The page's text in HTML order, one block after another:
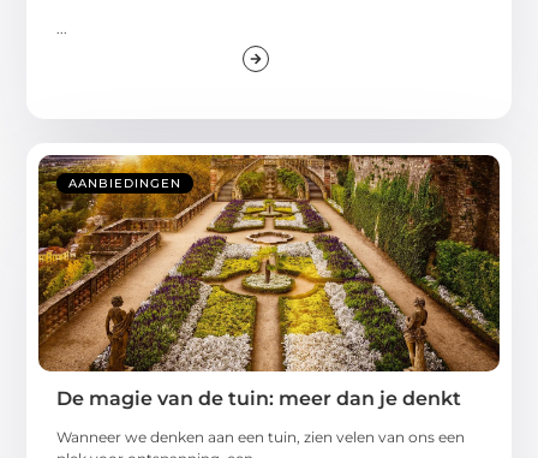
...
AANBIEDINGEN
De magie van de tuin: meer dan je denkt
Wanneer we denken aan een tuin, zien velen van ons een